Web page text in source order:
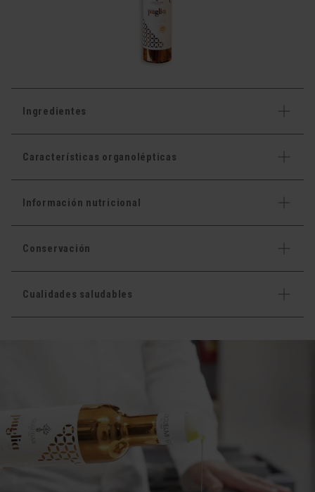
Ingredientes
Características organolépticas
Información nutricional
Conservación
Cualidades saludables